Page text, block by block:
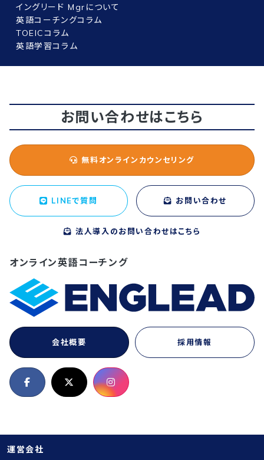
イングリード Mgrについて
英語コーチングコラム
TOEICコラム
英語学習コラム
お問い合わせはこちら
無料オンラインカウンセリング
LINEで質問 お問い合わせ
法人導入のお問い合わせはこちら
オンライン英語コーチング
会社概要 採用情報
運営会社